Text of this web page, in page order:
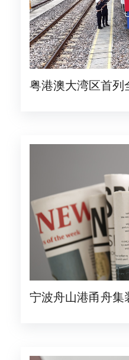
粤港澳大湾区首列
宁波舟山港甬舟集